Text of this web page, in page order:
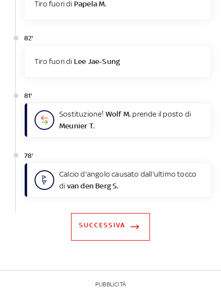
Tiro fuori di Papela M.
82'
Tiro fuori di Lee Jae-Sung
81'
Sostituzione! Wolf M. prende il posto di
Meunier T.
78'
Calcio d'angolo causato dall'ultimo tocco
di van den Berg S.
SUCCESSIVA
PUBBLICITÀ